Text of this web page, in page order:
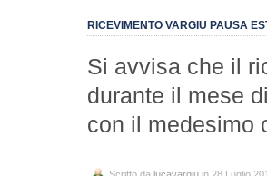
RICEVIMENTO VARGIU PAUSA
Si avvisa che il
durante il mese
con il medesimo
Scritto da lucavargiu in 28 Luglio